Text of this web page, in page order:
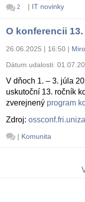
2 | IT novinky
O konferencii
26.06.2025 | 16:50 |
Dátum udalosti:
V dňoch 1. – 3. júla
uskutoční 13. ročník
zverejnený program
Zdroj:
| Komunita